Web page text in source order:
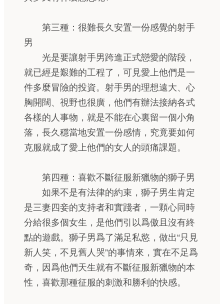
第三種：很難長久安置一份感覺的射手
男
光是要讓射手男跨進正式戀愛的階段，
就已經是艱難的工程了，可見愛上他們是一
件多麼冒險的投資。射手男的理想遠大、心
胸開闊、視野也很廣，他們有辦法接納各式
各樣的人事物，就是不能在心裏留一個小角
落，長久穩當地安置一份感情，究竟要如何
克服就成了愛上他們的女人的頭痛課題。
第四種：喜歡不斷征服新獵物的獅子男
如果不是有法律的約束，獅子男生肯定
是三妻四妾的支持者和實踐者，一顆心同時
分給很多個女生，是他們引以爲傲且沒有終
點的遊戲。獅子男爲了滿足私慾，做出“只見
新人笑，不見舊人哭”的事情來，實在不足爲
奇，因爲他們天生就有不斷征服新獵物的本
性，喜歡那種征服的刺激和勝利的快感。